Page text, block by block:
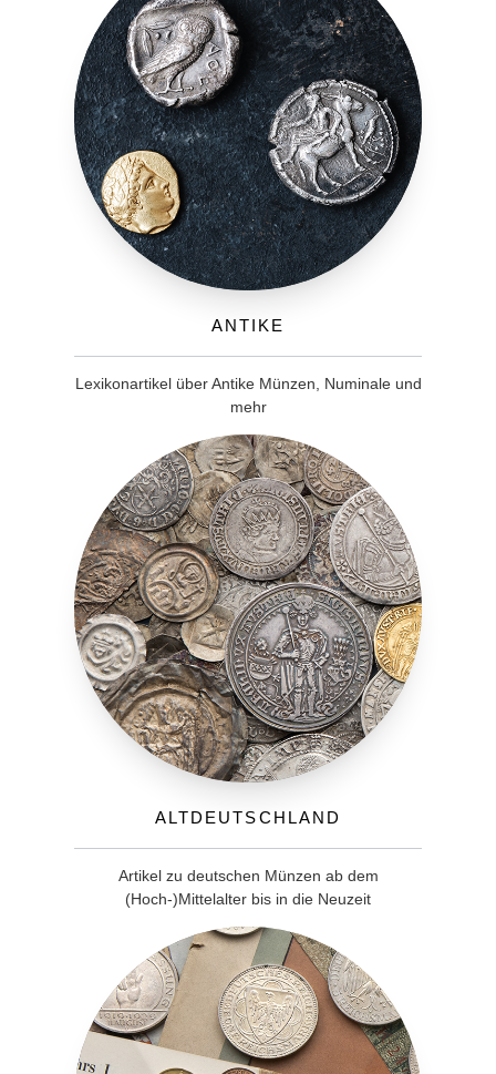
Antike
Lexikonartikel über Antike Münzen, Numinale und
mehr
Altdeutschland
Artikel zu deutschen Münzen ab dem
(Hoch-)Mittelalter bis in die Neuzeit